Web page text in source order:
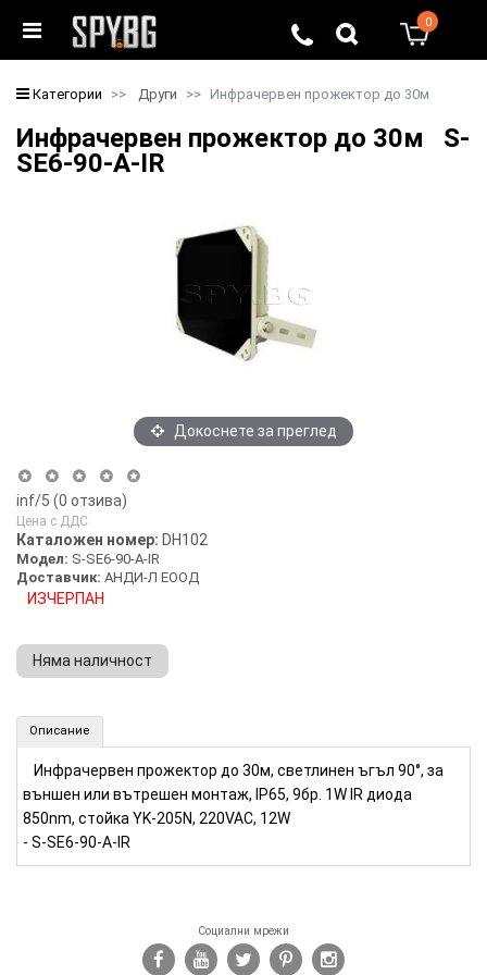
0
Категории Други Инфрачервен прожектор до 30м
Инфрачервен прожектор до 30м S-
SE6-90-A-IR
Докоснете за преглед
inf/5 (0 отзива)
Цена с ДДС
Каталожен номер: DH102
Модел: S-SE6-90-A-IR
Доставчик: АНДИ-Л ЕООД
ИЗЧЕРПАН
Няма наличност
Описание
Инфрачервен прожектор до 30м, светлинен ъгъл 90°, за
външен или вътрешен монтаж, IP65, 9бр. 1W IR диода
850nm, стойка YK-205N, 220VAC, 12W
- S-SE6-90-A-IR
Социални мрежи